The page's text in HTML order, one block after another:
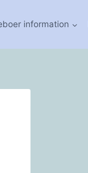
information